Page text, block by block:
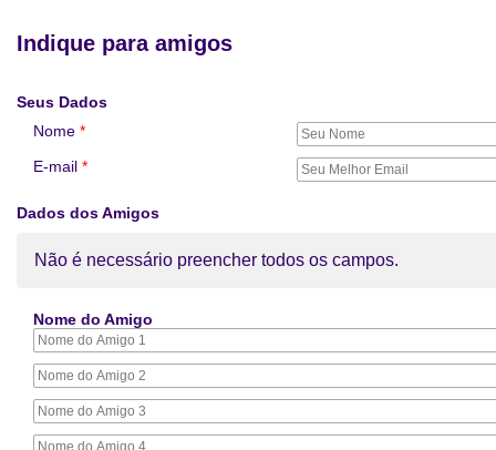
Indique para amigos
Seus Dados
Nome *
E-mail *
Dados dos Amigos
Não é necessário preencher todos os campos.
Nome do Amigo